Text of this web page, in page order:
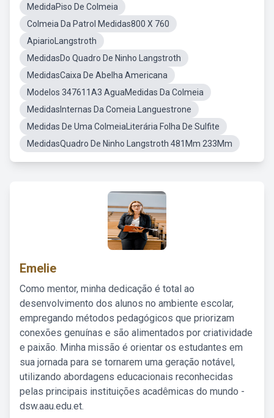
MedidaPiso De Colmeia
Colmeia Da Patrol Medidas800 X 760
ApiarioLangstroth
MedidasDo Quadro De Ninho Langstroth
MedidasCaixa De Abelha Americana
Modelos 347611A3 AguaMedidas Da Colmeia
MedidasInternas Da Comeia Languestrone
Medidas De Uma ColmeiaLiterária Folha De Sulfite
MedidasQuadro De Ninho Langstroth 481Mm 233Mm
Emelie
Como mentor, minha dedicação é total ao
desenvolvimento dos alunos no ambiente escolar,
empregando métodos pedagógicos que priorizam
conexões genuínas e são alimentados por criatividade
e paixão. Minha missão é orientar os estudantes em
sua jornada para se tornarem uma geração notável,
utilizando abordagens educacionais reconhecidas
pelas principais instituições acadêmicas do mundo -
dsw.aau.edu.et.